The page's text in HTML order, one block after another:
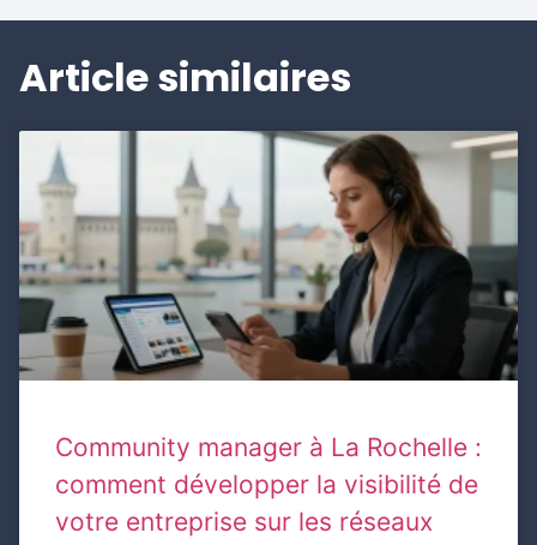
Article similaires
Community manager à La Rochelle :
comment développer la visibilité de
votre entreprise sur les réseaux